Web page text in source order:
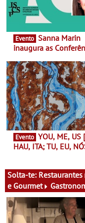
Evento
inaugura as
Antiga primeira-
Finlândia é a
primeira edição do
ciclo de debates
aos grandes temas
nosso tempo
Evento
HAU, ITA; TU, EU,
13 de Dezembro
Solta-te: Restaurantes
e Gourmet